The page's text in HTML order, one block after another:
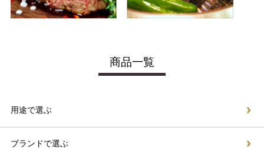
商品一覧
用途で選ぶ
ブランドで選ぶ